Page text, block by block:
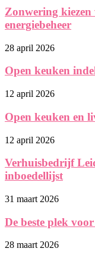
Zonwering
energiebeheer
28 april 2026
Open keuken
12 april 2026
Open keuken en
12 april 2026
Verhuisbedrijf
inboedellijst
31 maart 2026
De beste plek
28 maart 2026